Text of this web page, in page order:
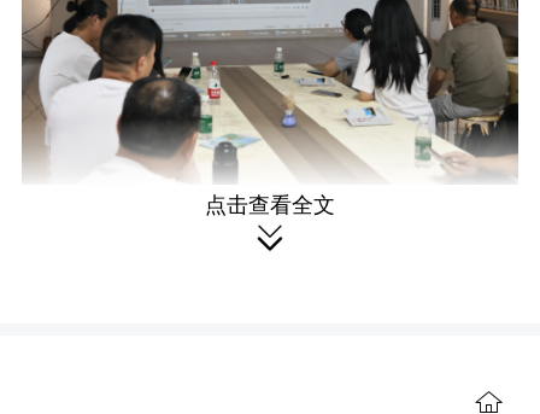
本次培训摒弃空洞理论灌输，全程
点击查看全文
